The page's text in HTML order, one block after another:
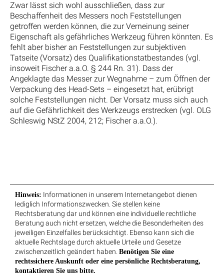
Zwar lässt sich wohl ausschließen, dass zur
Beschaffenheit des Messers noch Feststellungen
getroffen werden können, die zur Verneinung seiner
Eigenschaft als gefährliches Werkzeug führen könnten. Es
fehlt aber bisher an Feststellungen zur subjektiven
Tatseite (Vorsatz) des Qualifikationstatbestandes (vgl.
insoweit Fischer a.a.O. § 244 Rn. 31). Dass der
Angeklagte das Messer zur Wegnahme – zum Öffnen der
Verpackung des Head-Sets – eingesetzt hat, erübrigt
solche Feststellungen nicht. Der Vorsatz muss sich auch
auf die Gefährlichkeit des Werkzeugs erstrecken (vgl. OLG
Schleswig NStZ 2004, 212; Fischer a.a.O.).
Hinweis: Informationen in unserem Internetangebot dienen
lediglich Informationszwecken. Sie stellen keine
Rechtsberatung dar und können eine individuelle rechtliche
Beratung auch nicht ersetzen, welche die Besonderheiten des
jeweiligen Einzelfalles berücksichtigt. Ebenso kann sich die
aktuelle Rechtslage durch aktuelle Urteile und Gesetze
zwischenzeitlich geändert haben. Benötigen Sie eine
rechtssichere Auskunft oder eine persönliche Rechtsberatung,
kontaktieren Sie uns bitte.